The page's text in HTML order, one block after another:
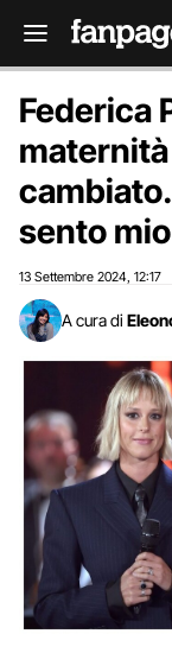
Federica
sento
13 Settembre 2024 12:17
A cura di